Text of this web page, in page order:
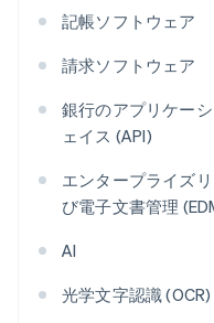
記帳ソフトウェア
請求ソフトウェア
銀行のアプリケー
ェイス (API)
エンタープライズ
び電子文書管理
AI
光学文字認識 (OCR)